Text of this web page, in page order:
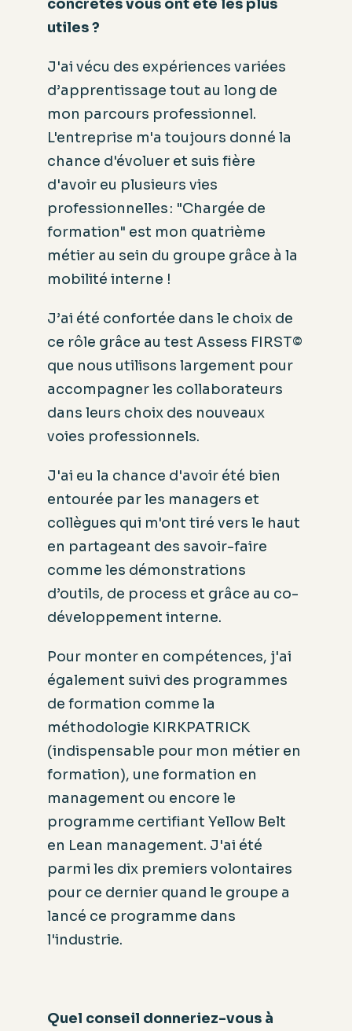
concrètes vous ont été les plus
utiles ?
J'ai vécu des expériences variées
d’apprentissage tout au long de
mon parcours professionnel.
L'entreprise m'a toujours donné la
chance d'évoluer et suis fière
d'avoir eu plusieurs vies
professionnelles : "Chargée de
formation" est mon quatrième
métier au sein du groupe grâce à la
mobilité interne !
J’ai été confortée dans le choix de
ce rôle grâce au test Assess FIRST©
que nous utilisons largement pour
accompagner les collaborateurs
dans leurs choix des nouveaux
voies professionnels.
J'ai eu la chance d'avoir été bien
entourée par les managers et
collègues qui m'ont tiré vers le haut
en partageant des savoir-faire
comme les démonstrations
d’outils, de process et grâce au co-
développement interne.
Pour monter en compétences, j'ai
également suivi des programmes
de formation comme la
méthodologie KIRKPATRICK
(indispensable pour mon métier en
formation), une formation en
management ou encore le
programme certifiant Yellow Belt
en Lean management. J'ai été
parmi les dix premiers volontaires
pour ce dernier quand le groupe a
lancé ce programme dans
l'industrie.
Quel conseil donneriez-vous à